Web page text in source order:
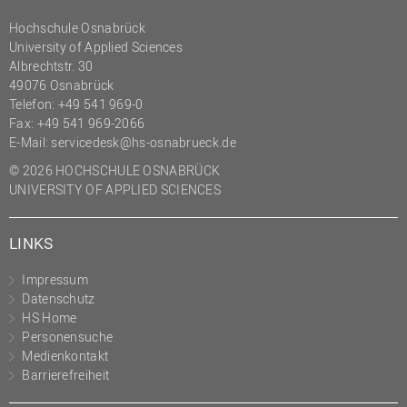
Prozessmanagement
Recht
Science to Business GmbH
Studierendensekretariat
Studium und Lehre
Transfer- und
Innovationsmanagement
Hochschule Osnabrück
University of Applied Sciences
Albrechtstr. 30
49076 Osnabrück
Telefon: +49 541 969-0
Fax: +49 541 969-2066
E-Mail: servicedesk@hs-osnabrueck.de
© 2026 HOCHSCHULE OSNABRÜCK
UNIVERSITY OF APPLIED SCIENCES
LINKS
Impressum
Datenschutz
HS Home
Personensuche
Medienkontakt
Barrierefreiheit